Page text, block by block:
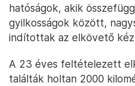
hatóságok, akik
gyilkosságok között,
indítottak az elkövető
A 23 éves feltételezett
találták holtan 2000